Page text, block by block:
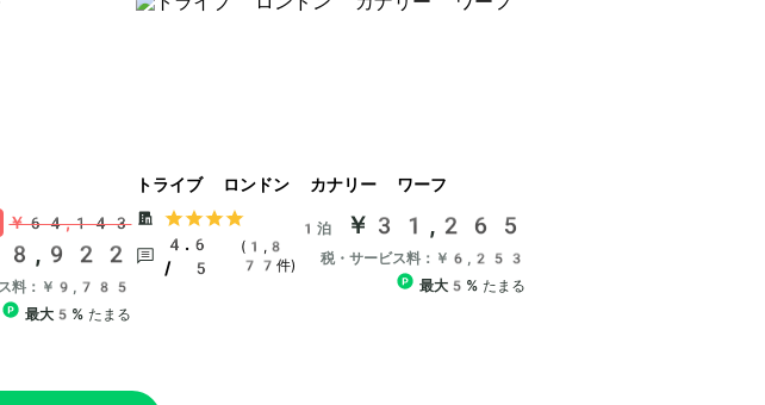
￥64,143
ス料：￥9,785
最大5% たまる
トライブ ロンドン カナリー ワーフ
4.6
/ 5
(1,8
77件)
1泊 ￥31,265
税・サービス料：￥6,253
最大5% たまる